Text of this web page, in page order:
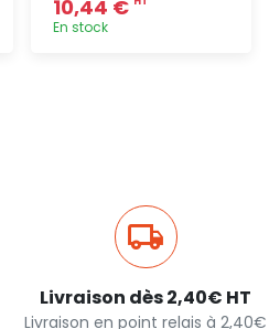
10,44 €
En stock
Livraison dès 2,40€ HT
Livraison en point relais à 2,40€